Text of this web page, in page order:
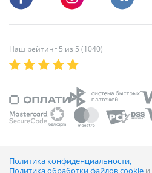
Наш рейтинг 5 из 5 (1040)
Политика конфиденциальности,
Политика обработки файлов cookie и